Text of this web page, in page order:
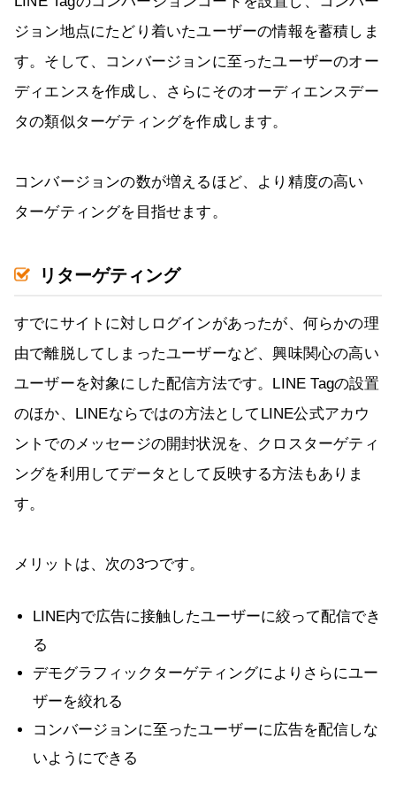
ジョン地点にたどり着いたユーザーの情報を蓄積しま
す。そして、コンバージョンに至ったユーザーのオー
ディエンスを作成し、さらにそのオーディエンスデー
タの類似ターゲティングを作成します。
コンバージョンの数が増えるほど、より精度の高い
ターゲティングを目指せます。
リターゲティング
すでにサイトに対しログインがあったが、何らかの理
由で離脱してしまったユーザーなど、興味関心の高い
ユーザーを対象にした配信方法です。LINE Tagの設置
のほか、LINEならではの方法としてLINE公式アカウ
ントでのメッセージの開封状況を、クロスターゲティ
ングを利用してデータとして反映する方法もありま
す。
メリットは、次の3つです。
LINE内で広告に接触したユーザーに絞って配信でき
る
デモグラフィックターゲティングによりさらにユー
ザーを絞れる
コンバージョンに至ったユーザーに広告を配信しな
いようにできる